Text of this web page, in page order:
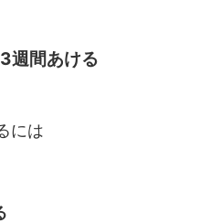
週間あける
には